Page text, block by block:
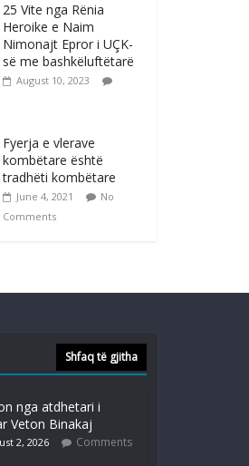
25 Vite nga Rënia
Heroike e Naim
Nimonajt Epror i UÇK-
së me bashkëluftëtarë
August 10, 2023
Fyerja e vlerave
kombëtare është
tradhëti kombëtare
June 4, 2021
No
Comments
Shfaq të gjitha
nga atdhetari i
Veton Binakaj
2, 2026
Comments